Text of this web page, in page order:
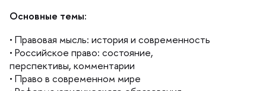
Основные темы:
• Правовая мысль: история и современность
• Российское право: состояние,
перспективы, комментарии
• Право в современном мире